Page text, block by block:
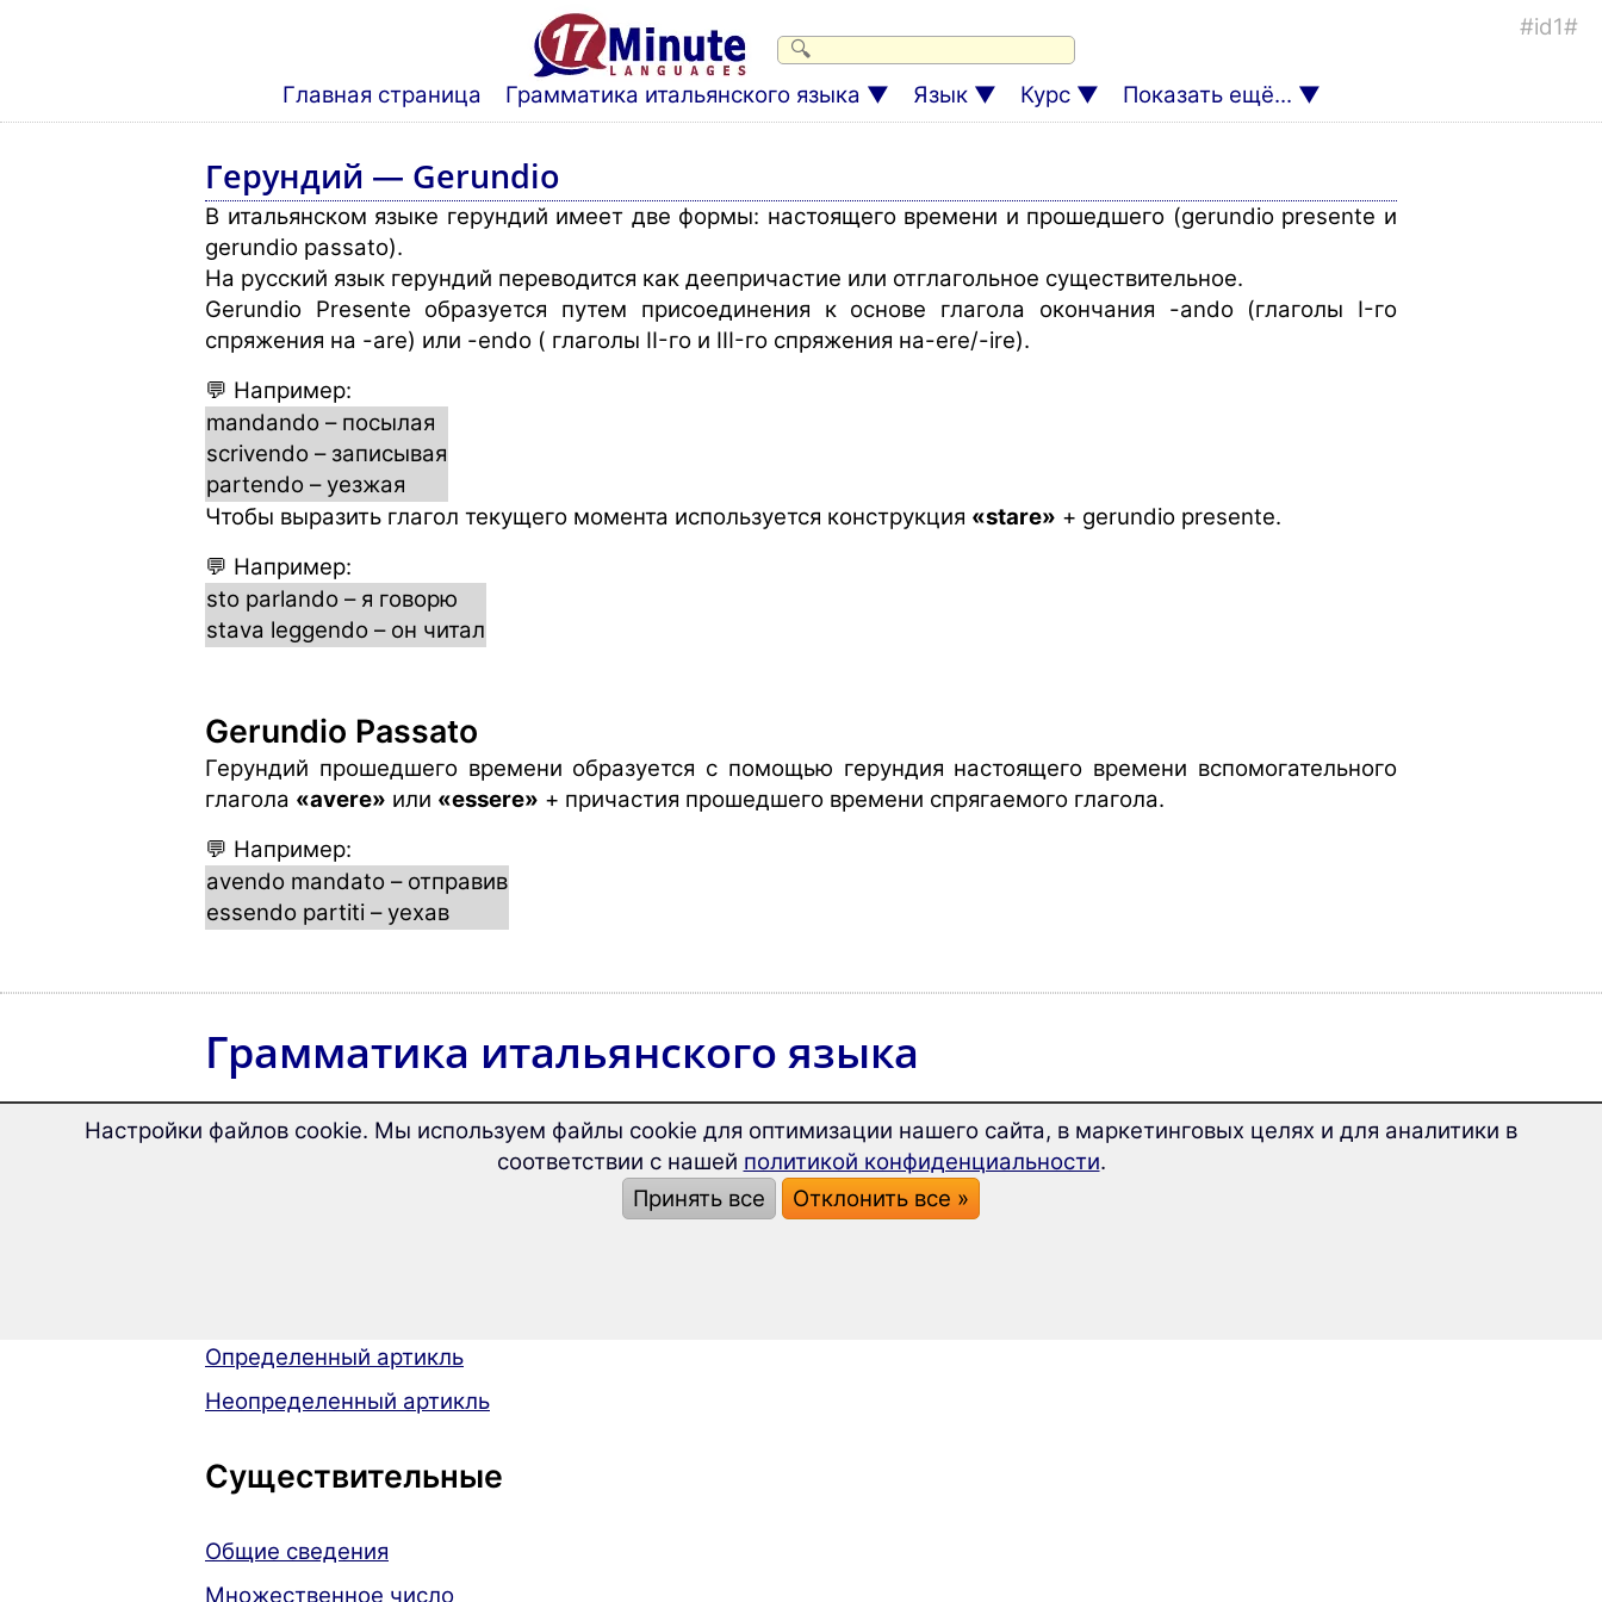
Главная страница Грамматика итальянского языка Язык Курс Показать ещё...
#id1#
Герундий — Gerundio
В итальянском языке герундий имеет две формы: настоящего времени и прошедшего (gerundio presente и
gerundio passato).
На русский язык герундий переводится как деепричастие или отглагольное существительное.
Gerundio Presente образуется путем присоединения к основе глагола окончания -ando (глаголы I-го
спряжения на -are) или -endo ( глаголы II-го и III-го спряжения на-ere/-ire).
💬 Например:
mandando – посылая
scrivendo – записывая
partendo – уезжая
Чтобы выразить глагол текущего момента используется конструкция «stare» + gerundio presente.
💬 Например:
sto parlando – я говорю
stava leggendo – он читал
Gerundio Passato
Герундий прошедшего времени образуется с помощью герундия настоящего времени вспомогательного
глагола «avere» или «essere» + причастия прошедшего времени спрягаемого глагола.
💬 Например:
avendo mandato – отправив
essendo partiti – уехав
Грамматика итальянского языка
Общие сведения
Краткая грамматика итальянского языка
Определенный артикль
Неопределенный артикль
Существительные
Общие сведения
Множественное число
Настройки файлов cookie. Мы используем файлы cookie для оптимизации нашего сайта, в маркетинговых целях и для аналитики в
соответствии с нашей политикой конфиденциальности.
Принять все
Отклонить все »